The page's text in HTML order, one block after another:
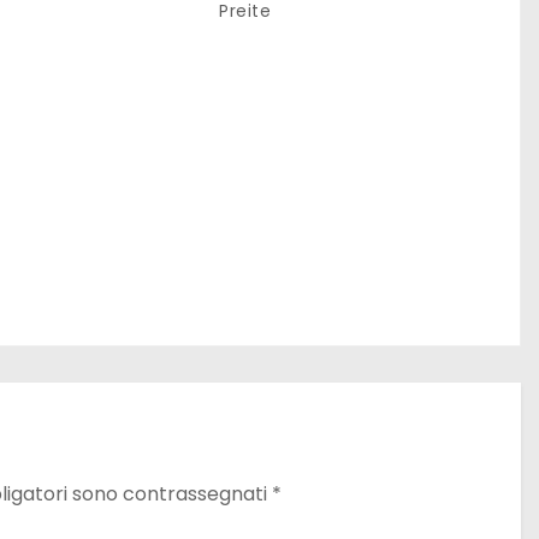
Preite
sono contrassegnati *